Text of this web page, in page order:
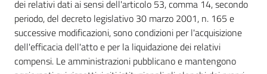
dei relativi dati ai sensi dell'articolo 53, comma 14, secondo
periodo, del decreto legislativo 30 marzo 2001, n. 165 e
successive modificazioni, sono condizioni per l'acquisizione
dell'efficacia dell'atto e per la liquidazione dei relativi
compensi. Le amministrazioni pubblicano e mantengono